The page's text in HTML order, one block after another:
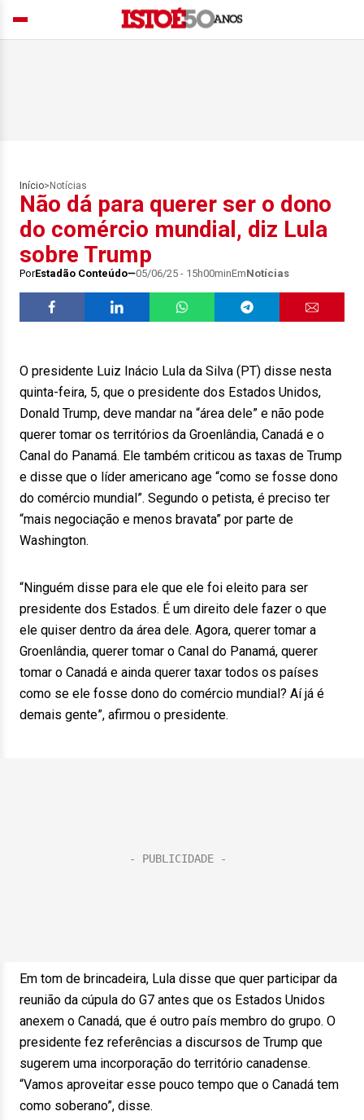
Início> Notícias
Não dá para querer ser o dono
do comércio mundial, diz Lula
sobre Trump
PorEstadão Conteúdo 05/06/25 - 15h00minEmNotícias
O presidente Luiz Inácio Lula da Silva (PT) disse nesta
quinta-feira, 5, que o presidente dos Estados Unidos,
Donald Trump, deve mandar na “área dele” e não pode
querer tomar os territórios da Groenlândia, Canadá e o
Canal do Panamá. Ele também criticou as taxas de Trump
e disse que o líder americano age “como se fosse dono
do comércio mundial”. Segundo o petista, é preciso ter
“mais negociação e menos bravata” por parte de
Washington.
“Ninguém disse para ele que ele foi eleito para ser
presidente dos Estados. É um direito dele fazer o que
ele quiser dentro da área dele. Agora, querer tomar a
Groenlândia, querer tomar o Canal do Panamá, querer
tomar o Canadá e ainda querer taxar todos os países
como se ele fosse dono do comércio mundial? Aí já é
demais gente”, afirmou o presidente.
Em tom de brincadeira, Lula disse que quer participar da
reunião da cúpula do G7 antes que os Estados Unidos
anexem o Canadá, que é outro país membro do grupo. O
presidente fez referências a discursos de Trump que
sugerem uma incorporação do território canadense.
“Vamos aproveitar esse pouco tempo que o Canadá tem
como soberano”, disse.